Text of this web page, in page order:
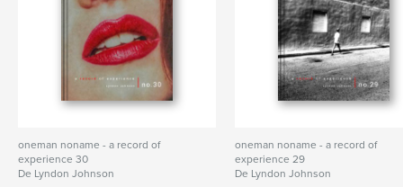
oneman noname - a record of
experience 30
De Lyndon Johnson
oneman noname - a record of
experience 29
De Lyndon Johnson